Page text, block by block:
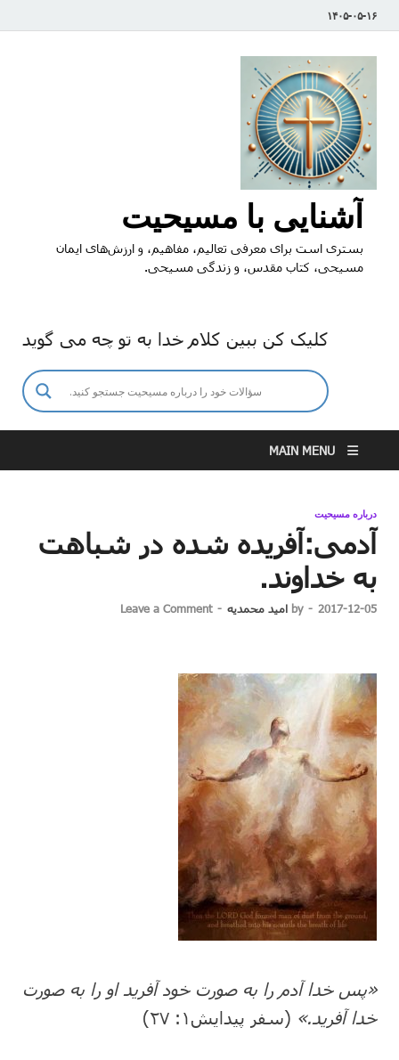
۱۴۰۵-۰۵-۱۶
آشنایی با مسیحیت
بستری است برای معرفی تعالیم، مفاهیم، و ارزش‌های ایمان
مسیحی، کتاب مقدس، و زندگی مسیحی.
کلیک کن ببین کلام خدا به تو چه می گوید
MAIN MENU
درباره مسیحیت
آدمی:آفریده شده در شباهت
به خداوند.
2017-12-05
-
by امید محمدیه -
Leave a Comment
«پس خدا آدم را به صورت خود آفرید او را به صورت
خدا آفرید.» (سفر پیدایش۱: ۲۷)